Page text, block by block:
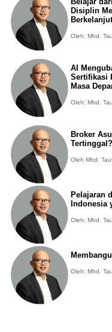
Disiplin
Oleh: Mhd.
AI
Sertifikasi
Masa
Oleh: Mhd.
Broker
Tertinggal?
Oleh Mhd.
Pelajaran
Indonesia
Oleh: Mhd.
Oleh: Mhd.